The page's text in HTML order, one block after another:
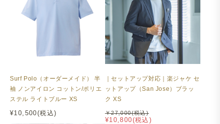
Surf Polo（オーダーメイド） 半
袖 ノンアイロン コットン/ポリエ
ステル ライトブルー XS
¥10,500(税込)
｜セットアップ対応｜楽ジャケ セ
ットアップ（San Jose）ブラッ
ク XS
¥10,800(税込)
￥27,000(税込)